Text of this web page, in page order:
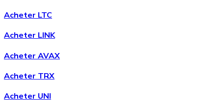
Acheter Shiba Inu
SHIB
Acheter LTC
Acheter LINK
Acheter AVAX
Acheter TRX
Acheter UNI